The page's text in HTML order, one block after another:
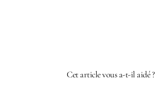
Cet article vous a-t-il aidé ?